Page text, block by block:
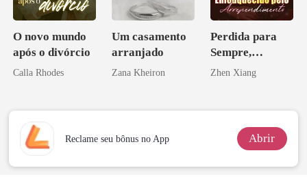
O novo mundo
após o divórcio
Calla Rhodes
Um casamento
arranjado
Zana Kheiron
Perdida para
Sempre,
Enlouquecido
o
Zhen Xiang
Reclame seu bônus no App Abrir